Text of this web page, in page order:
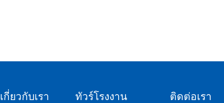
เกี่ยวกับเรา ทัวร์โรงงาน ติดต่อเรา